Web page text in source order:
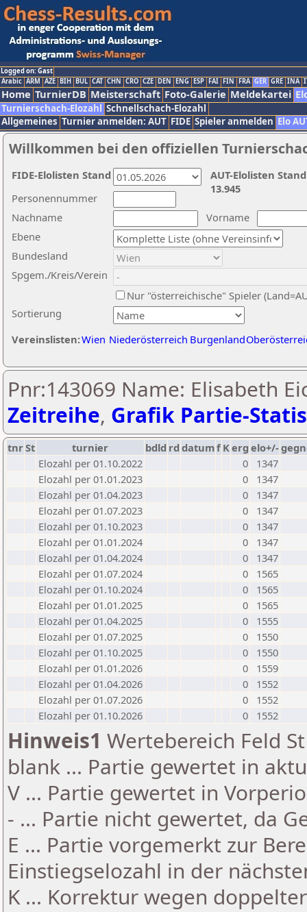
Logged on: Gast
Arabic ARM AZE BIH BUL CAT CHN CRO CZE DEN ENG ESP FAI FIN FRA GER GRE INA
Home TurnierDB Meisterschaft Foto-Galerie Meldekartei
Turnierschach-Elozahl Schnellschach-Elozahl
Allgemeines Turnier anmelden: AUT FIDE Spieler anmelden Elo
Willkommen bei den offiziellen
Nachname
Vorname
Ebene
Sortierung
Personennummer
Bundesland
Spgem./Kreis/Verein
Nur "österreichische" Spieler
Vereinslisten:Wien Niederösterreich Burgenland
AUT-Elolisten
13.945
FIDE-Elolisten Stand
Pnr:143069 Name: Elisabeth
Zeitreihe, Grafik Partie-
tnrSt turnier bdld rd datumf Kerg elo+/-
Elozahl per 01.10.2022
0
1347
Elozahl per 01.01.2023
0
1347
Elozahl per 01.04.2023
0
1347
Elozahl per 01.07.2023
0
1347
Elozahl per 01.10.2023
0
1347
Elozahl per 01.01.2024
0
1347
Elozahl per 01.04.2024
0
1347
Elozahl per 01.07.2024
0
1565
Elozahl per 01.10.2024
0
1565
Elozahl per 01.01.2025
0
1565
Elozahl per 01.04.2025
0
1555
Elozahl per 01.07.2025
0
1550
Elozahl per 01.10.2025
0
1550
Elozahl per 01.01.2026
0
1559
Elozahl per 01.04.2026
0
1552
Elozahl per 01.07.2026
0
1552
Elozahl per 01.10.2026
0 1552
Hinweis1 Wertebereich Feld
blank ... Partie gewertet in
V ... Partie gewertet in
- ... Partie nicht gewertet, da
E ... Partie vorgemerkt zur
Einstiegselozahl in der
K ... Korrektur wegen